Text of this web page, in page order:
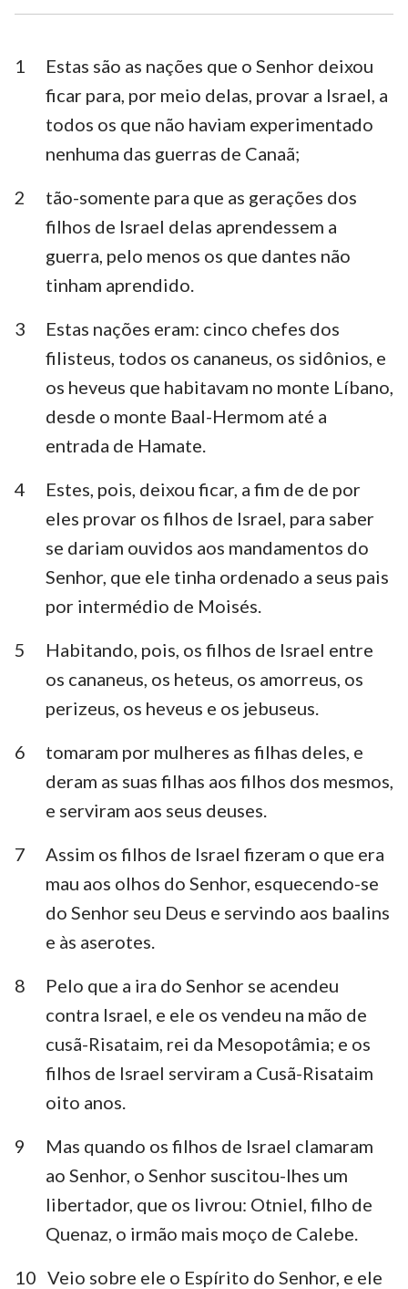
Esdras Neemias
Ester Jó
Salmos Provérbios
Cânticos
Lamentações Ezequiel
Daniel Oséias
Obadias Jonas
Miquéias Naum
Habacuque Sofonias
Malaquias
1
Estas são as nações que o Senhor deixou
ficar para, por meio delas, provar a Israel, a
todos os que não haviam experimentado
nenhuma das guerras de Canaã;
2
tão-somente para que as gerações dos
filhos de Israel delas aprendessem a
guerra, pelo menos os que dantes não
tinham aprendido.
3
Estas nações eram: cinco chefes dos
filisteus, todos os cananeus, os sidônios, e
os heveus que habitavam no monte Líbano,
desde o monte Baal-Hermom até a
entrada de Hamate.
4
Estes, pois, deixou ficar, a fim de de por
eles provar os filhos de Israel, para saber
se dariam ouvidos aos mandamentos do
Senhor, que ele tinha ordenado a seus pais
por intermédio de Moisés.
5
Habitando, pois, os filhos de Israel entre
os cananeus, os heteus, os amorreus, os
perizeus, os heveus e os jebuseus.
6
tomaram por mulheres as filhas deles, e
deram as suas filhas aos filhos dos mesmos,
e serviram aos seus deuses.
7
Assim os filhos de Israel fizeram o que era
mau aos olhos do Senhor, esquecendo-se
do Senhor seu Deus e servindo aos baalins
e às aserotes.
8
Pelo que a ira do Senhor se acendeu
contra Israel, e ele os vendeu na mão de
cusã-Risataim, rei da Mesopotâmia; e os
filhos de Israel serviram a Cusã-Risataim
oito anos.
9
Mas quando os filhos de Israel clamaram
ao Senhor, o Senhor suscitou-lhes um
libertador, que os livrou: Otniel, filho de
Quenaz, o irmão mais moço de Calebe.
10 Veio sobre ele o Espírito do Senhor, e ele